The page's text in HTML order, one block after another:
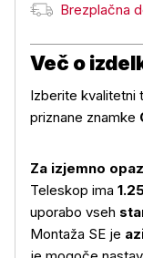
Brezplačna
Brezplačna
Več o
Izberite kvalitetni
priznane znamke
Za izjemno
Teleskop ima
uporabo vseh
Montaža SE je